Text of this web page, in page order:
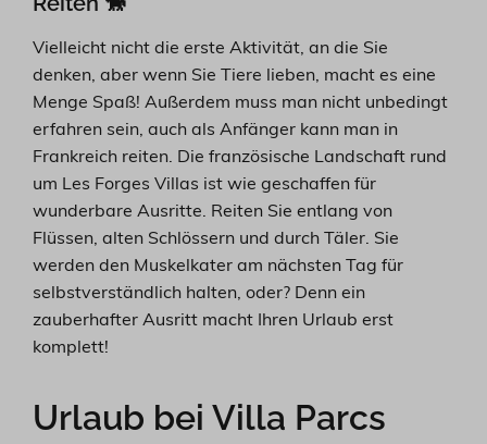
Vielleicht nicht die erste Aktivität, an die Sie
denken, aber wenn Sie Tiere lieben, macht es eine
Menge Spaß! Außerdem muss man nicht unbedingt
erfahren sein, auch als Anfänger kann man in
Frankreich reiten. Die französische Landschaft rund
um Les Forges Villas ist wie geschaffen für
wunderbare Ausritte. Reiten Sie entlang von
Flüssen, alten Schlössern und durch Täler. Sie
werden den Muskelkater am nächsten Tag für
selbstverständlich halten, oder? Denn ein
zauberhafter Ausritt macht Ihren Urlaub erst
komplett!
Urlaub bei Villa Parcs